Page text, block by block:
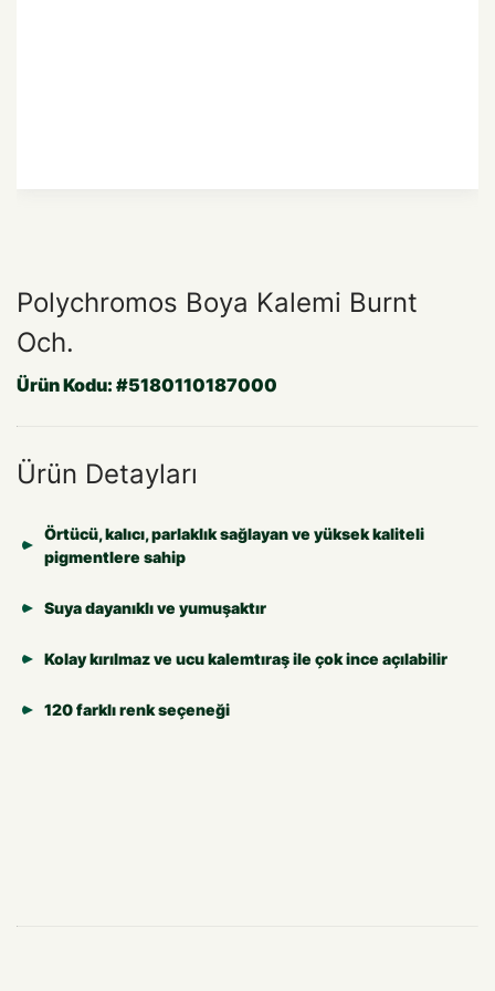
Polychromos Boya Kalemi Burnt
Och.
Ürün Kodu: #5180110187000
Ürün Detayları
Örtücü, kalıcı, parlaklık sağlayan ve yüksek kaliteli
pigmentlere sahip
Suya dayanıklı ve yumuşaktır
Kolay kırılmaz ve ucu kalemtıraş ile çok ince açılabilir
120 farklı renk seçeneği